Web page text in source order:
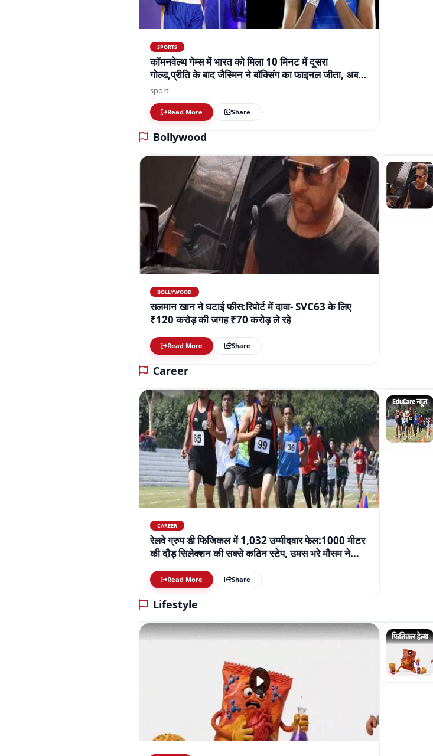
SPORTS
कॉमनवेल्थ गेम्स में भारत को मिला 10 मिनट में दूसरा
गोल्ड,प्रीति के बाद जैस्मिन ने बॉक्सिंग का फाइनल जीता, अब
तक 7 गोल्ड मिले
sport
Read More Share
Bollywood
BOLLYWOOD
सलमान खान ने घटाई फीस:रिपोर्ट में दावा- SVC63 के लिए
₹120 करोड़ की जगह ₹70 करोड़ ले रहे
Read More Share
Career
CAREER
रेलवे ग्रुप डी फिजिकल में 1,032 उम्मीदवार फेल:1000 मीटर
की दौड़ सिलेक्शन की सबसे कठिन स्टेप, उमस भरे मौसम ने
Read More Share
Lifestyle